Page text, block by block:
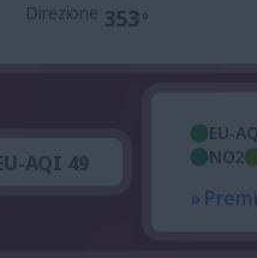
Direzione 353 °
AQI 49
EU-
NO2
»